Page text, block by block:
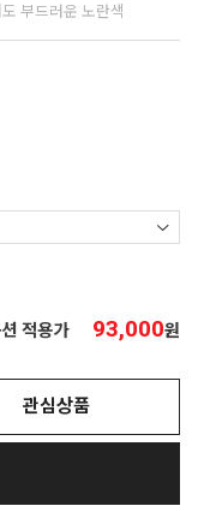
부드러운 노란색
적용가 93,000원
관심상품